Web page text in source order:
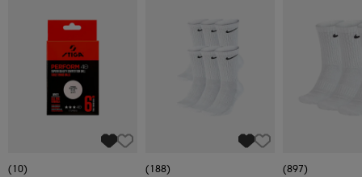
(10)
(188)
(897)